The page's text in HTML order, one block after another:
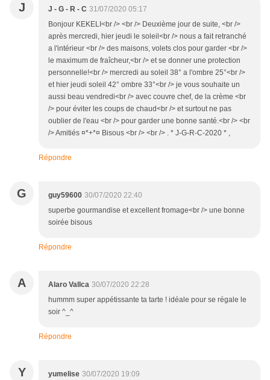
J J - G - R - C 31/07/2020 05:17
Bonjour KEKELI<br /> <br /> Deuxième jour de suite, <br />
après mercredi, hier jeudi le soleil<br /> nous a fait retranché
a l'intérieur <br /> des maisons, volets clos pour garder <br />
le maximum de fraîcheur,<br /> et se donner une protection
personnelle!<br /> mercredi au soleil 38° a l'ombre 25°<br />
et hier jeudi soleil 42° ombre 33°<br /> je vous souhaite un
aussi beau vendredi<br /> avec couvre chef, de la crème <br
/> pour éviter les coups de chaud<br /> et surtout ne pas
oublier de l'eau <br /> pour garder une bonne santé.<br /> <br
/> Amitiés ¤*+*¤ Bisous <br /> <br /> . * J-G-R-C-2020 * ,
Répondre
G guy59600 30/07/2020 22:40
superbe gourmandise et excellent fromage<br /> une bonne
soirée bisous
Répondre
A Alaro Vallca 30/07/2020 22:28
hummm super appétissante ta tarte ! idéale pour se régale le
soir ^_^
Répondre
Y yumelise 30/07/2020 19:09